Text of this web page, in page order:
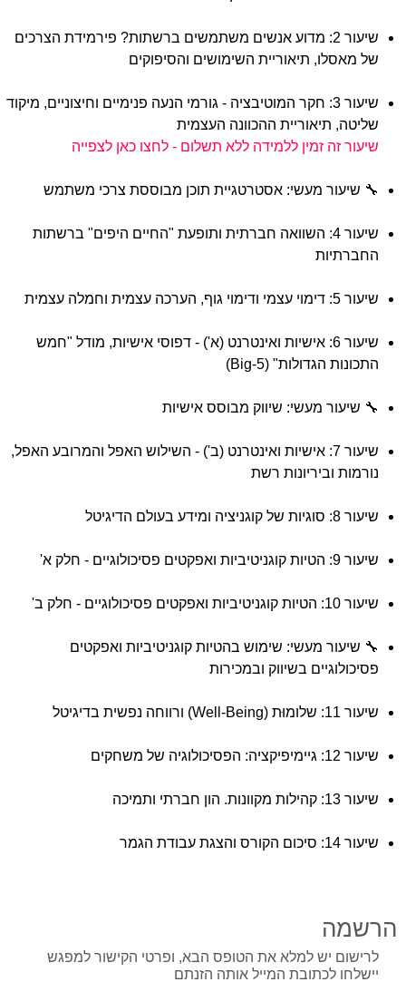
שיעור 2: מדוע אנשים משתמשים ברשתות? פירמידת הצרכים
של מאסלו, תיאוריית השימושים והסיפוקים
שיעור 3: חקר המוטיבציה - גורמי הנעה פנימיים וחיצוניים, מיקוד
שליטה, תיאוריית ההכוונה העצמית
שיעור זה זמין ללמידה ללא תשלום - לחצו כאן לצפייה
🔧 שיעור מעשי: אסטרטגיית תוכן מבוססת צרכי משתמש
שיעור 4: השוואה חברתית ותופעת "החיים היפים" ברשתות
החברתיות
שיעור 5: דימוי עצמי ודימוי גוף, הערכה עצמית וחמלה עצמית
שיעור 6: אישיות ואינטרנט (א') - דפוסי אישיות, מודל "חמש
התכונות הגדולות" (Big-5)
🔧 שיעור מעשי: שיווק מבוסס אישיות
שיעור 7: אישיות ואינטרנט (ב') - השילוש האפל והמרובע האפל,
נורמות וביריונות רשת
שיעור 8: סוגיות של קוגניציה ומידע בעולם הדיגיטל
שיעור 9: הטיות קוגניטיביות ואפקטים פסיכולוגיים - חלק א'
שיעור 10: הטיות קוגניטיביות ואפקטים פסיכולוגיים - חלק ב'
🔧 שיעור מעשי: שימוש בהטיות קוגניטיביות ואפקטים
פסיכולוגיים בשיווק ובמכירות
שיעור 11: שלומוּת (Well-Being) ורווחה נפשית בדיגיטל
שיעור 12: גיימיפיקציה: הפסיכולוגיה של משחקים
שיעור 13: קהילות מקוונות. הון חברתי ותמיכה
שיעור 14: סיכום הקורס והצגת עבודת הגמר
הרשמה
לרישום יש למלא את הטופס הבא, ופרטי הקישור למפגש
יישלחו לכתובת המייל אותה הזנתם